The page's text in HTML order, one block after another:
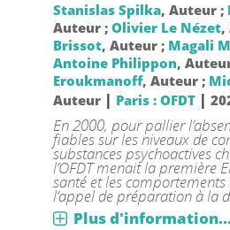
Stanislas Spilka, Auteur ;
Auteur ; Olivier Le Nézet,
Brissot, Auteur ; Magali
Antoine Philippon,
Eroukmanoff, Auteur ;
Auteur | Paris : OFDT|
En 2000, pour pallier
fiables sur les niveaux de
substances psychoactives
l’OFDT menait la première
santé et les comportements
l’appel de préparation à la
Plus